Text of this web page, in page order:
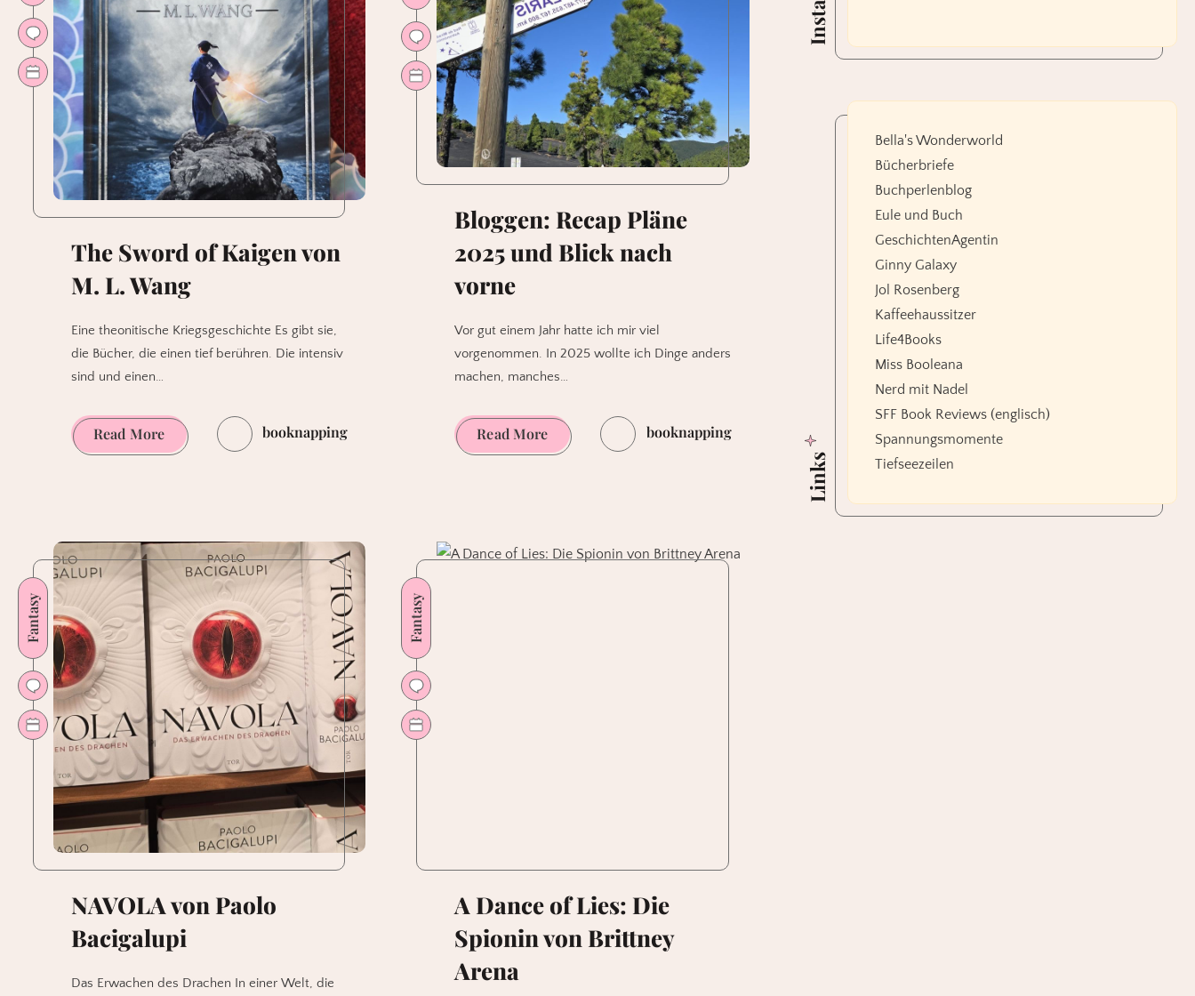
The Sword of Kaigen von
M. L. Wang
Eine theonitische Kriegsgeschichte Es gibt sie,
die Bücher, die einen tief berühren. Die intensiv
sind und einen…
Read MoreThe
Sword
M.
Wang
booknapping
Bloggen: Recap Pläne
2025 und Blick nach
vorne
Vor gut einem Jahr hatte ich mir viel
vorgenommen. In 2025 wollte ich Dinge anders
machen, manches…
Read MoreBloggen:
Recap
Blick
booknapping
Fantasy
NAVOLA von Paolo
Bacigalupi
Das Erwachen des Drachen In einer Welt, die
Fantasy
A Dance of Lies: Die
Spionin von Brittney
Arena
Links
Bella's Wonderworld
Bücherbriefe
Buchperlenblog
Eule und Buch
GeschichtenAgentin
Ginny Galaxy
Jol Rosenberg
Kaffeehaussitzer
Life4Books
Miss Booleana
Nerd mit Nadel
SFF Book Reviews (englisch)
Spannungsmomente
Tiefseezeilen